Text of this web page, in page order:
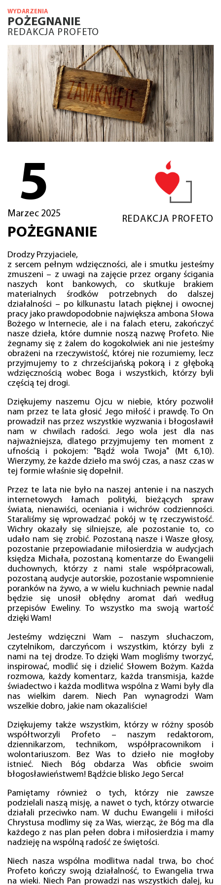
WYDARZENIA
POŻEGNANIE
REDAKCJA PROFETO
5
Marzec 2025
REDAKCJA PROFETO
POŻEGNANIE
Drodzy Przyjaciele,
z sercem pełnym wdzięczności, ale i smutku jesteśmy
zmuszeni – z uwagi na zajęcie przez organy ścigania
naszych kont bankowych, co skutkuje brakiem
materialnych środków potrzebnych do dalszej
działalności – po kilkunastu latach pięknej i owocnej
pracy jako prawdopodobnie największa ambona Słowa
Bożego w Internecie, ale i na falach eteru, zakończyć
nasze dzieła, które dumnie noszą nazwę Profeto. Nie
żegnamy się z żalem do kogokolwiek ani nie jesteśmy
obrażeni na rzeczywistość, której nie rozumiemy, lecz
przyjmujemy to z chrześcijańską pokorą i z głęboką
wdzięcznością wobec Boga i wszystkich, którzy byli
częścią tej drogi.
Dziękujemy naszemu Ojcu w niebie, który pozwolił
nam przez te lata głosić Jego miłość i prawdę. To On
prowadził nas przez wszystkie wyzwania i błogosławił
nam w chwilach radości. Jego wola jest dla nas
najważniejsza, dlatego przyjmujemy ten moment z
ufnością i pokojem: "Bądź wola Twoja" (Mt 6,10).
Wierzymy, że każde dzieło ma swój czas, a nasz czas w
tej formie właśnie się dopełnił.
Przez te lata nie było na naszej antenie i na naszych
internetowych łamach polityki, bieżących spraw
świata, nienawiści, oceniania i wichrów codzienności.
Staraliśmy się wprowadzać pokój w tę rzeczywistość.
Wichry okazały się silniejsze, ale pozostanie to, co
udało nam się zrobić. Pozostaną nasze i Wasze głosy,
pozostanie przepowiadanie miłosierdzia w audycjach
księdza Michała, pozostaną komentarze do Ewangelii
duchownych, którzy z nami stale współpracowali,
pozostaną audycje autorskie, pozostanie wspomnienie
poranków na żywo, a w wielu kuchniach pewnie nadal
będzie się unosił obłędny aromat dań według
przepisów Eweliny. To wszystko ma swoją wartość
dzięki Wam!
Jesteśmy wdzięczni Wam – naszym słuchaczom,
czytelnikom, darczyńcom i wszystkim, którzy byli z
nami na tej drodze. To dzięki Wam mogliśmy tworzyć,
inspirować, modlić się i dzielić Słowem Bożym. Każda
rozmowa, każdy komentarz, każda transmisja, każde
świadectwo i każda modlitwa wspólna z Wami były dla
nas wielkim darem. Niech Pan wynagrodzi Wam
wszelkie dobro, jakie nam okazaliście!
Dziękujemy także wszystkim, którzy w różny sposób
współtworzyli Profeto – naszym redaktorom,
dziennikarzom, technikom, współpracownikom i
wolontariuszom. Bez Was to dzieło nie mogłoby
istnieć. Niech Bóg obdarza Was obficie swoim
błogosławieństwem! Bądźcie blisko Jego Serca!
Pamiętamy również o tych, którzy nie zawsze
podzielali naszą misję, a nawet o tych, którzy otwarcie
działali przeciwko nam. W duchu Ewangelii i miłości
Chrystusa modlimy się za Was, wierząc, że Bóg ma dla
każdego z nas plan pełen dobra i miłosierdzia i mamy
nadzieję na wspólną radość ze świętości.
Niech nasza wspólna modlitwa nadal trwa, bo choć
Profeto kończy swoją działalność, to Ewangelia trwa
na wieki. Niech Pan prowadzi nas wszystkich dalej, ku